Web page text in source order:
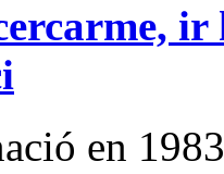
en